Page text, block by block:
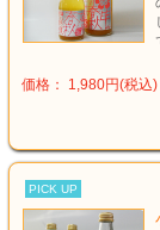
価格： 1,980円(税込)
PICK UP